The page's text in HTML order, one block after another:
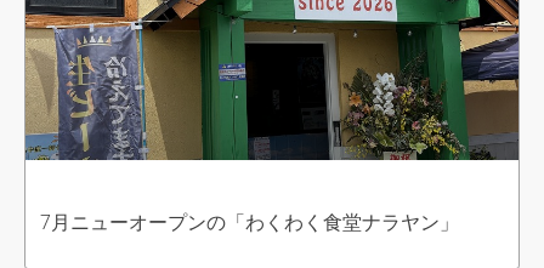
7月ニューオープンの「わくわく食堂ナラヤン」